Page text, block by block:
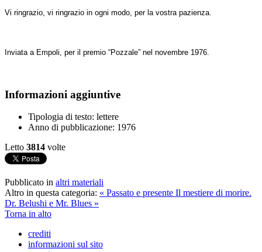
Vi ringrazio, vi ringrazio in ogni modo, per la vostra pazienza.
Inviata a Empoli, per il premio “Pozzale” nel novembre 1976.
Informazioni aggiuntive
Tipologia di testo: lettere
Anno di pubblicazione: 1976
Letto 3814 volte
Pubblicato in altri materiali
Altro in questa categoria: « Passato e presente Il mestiere di morire.
Dr. Belushi e Mr. Blues »
Torna in alto
crediti
informazioni sul sito